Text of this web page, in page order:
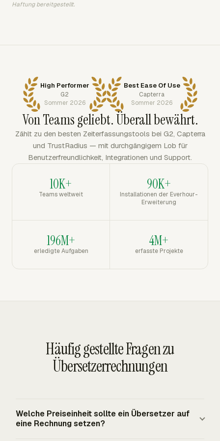
Haftung bereitgestellt.
High Performer
G2
Sommer 2026
Best Ease Of Use
Capterra
Sommer 2026
Von Teams geliebt. Überall bewährt.
Zählt zu den besten Zeiterfassungstools bei G2, Capterra
und TrustRadius — mit durchgängigem Lob für
Benutzerfreundlichkeit, Integrationen und Support.
10K+
Teams weltweit
90K+
Installationen der Everhour-
Erweiterung
196M+
erledigte Aufgaben
4M+
erfasste Projekte
Häufig gestellte Fragen zu
Übersetzerrechnungen
Welche Preiseinheit sollte ein Übersetzer auf
eine Rechnung setzen?